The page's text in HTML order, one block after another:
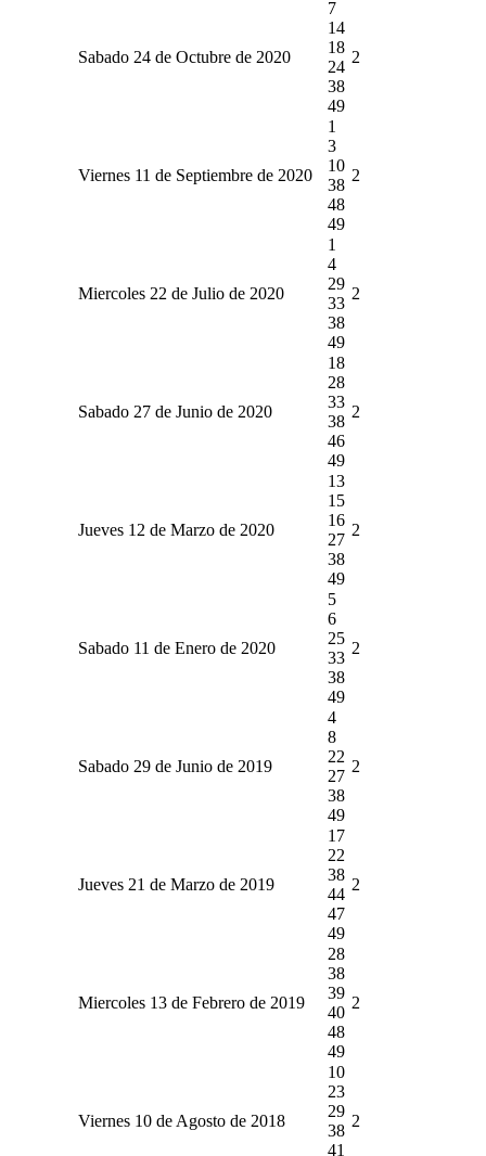
Sabado 24 de Octubre de 2020
7
14
18
24
38
49
2
Viernes 11 de Septiembre de 2020
1
3
10
38
48
49
2
Miercoles 22 de Julio de 2020
1
4
29
33
38
49
2
Sabado 27 de Junio de 2020
18
28
33
38
46
49
2
Jueves 12 de Marzo de 2020
13
15
16
27
38
49
2
Sabado 11 de Enero de 2020
5
6
25
33
38
49
2
Sabado 29 de Junio de 2019
4
8
22
27
38
49
2
Jueves 21 de Marzo de 2019
17
22
38
44
47
49
2
Miercoles 13 de Febrero de 2019
28
38
39
40
48
49
2
Viernes 10 de Agosto de 2018
10
23
29
38
41
2